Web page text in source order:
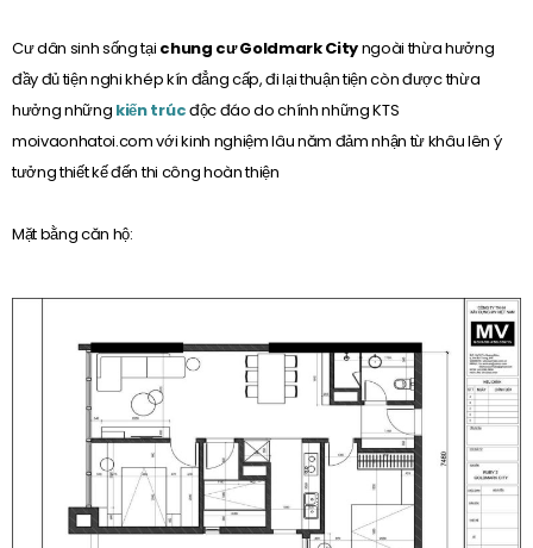
Cư dân sinh sống tại chung cư Goldmark Cityngoài thừa hưởng
đầy đủ tiện nghi khép kín đẳng cấp, đi lại thuận tiện còn được thừa
hưởng những kiến trúcđộc đáo do chính những KTS
moivaonhatoi.com với kinh nghiệm lâu năm đảm nhận từ khâu lên ý
tưởng thiết kế đến thi công hoàn thiện
Mặt bằng căn hộ: